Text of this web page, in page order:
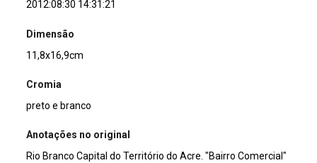
2012:08:30 14:31:21
Dimensão
11,8x16,9cm
Cromia
preto e branco
Anotações no original
Rio Branco Capital do Território do Acre. "Bairro Comercial"